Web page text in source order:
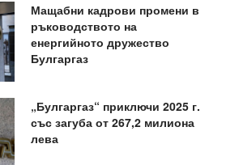
Мащабни кадрови промени в
ръководството на
енергийното дружество
Булгаргаз
„Булгаргаз“ приключи 2025 г.
със загуба от 267,2 милиона
лева